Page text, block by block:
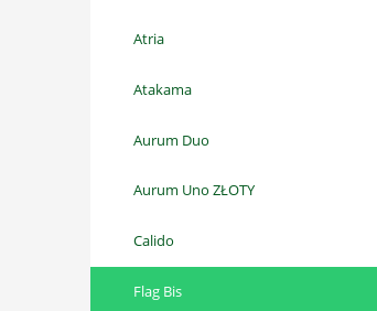
Atria
Atakama
Aurum Duo
Aurum Uno ZŁOTY
Calido
Flag Bis